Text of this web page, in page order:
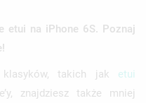
etui na iPhone 6S. Poznaj
klasyków, takich jak etui
znajdziesz także mniej